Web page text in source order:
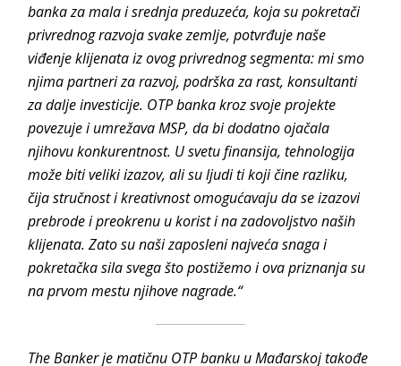
banka za mala i srednja preduzeća, koja su pokretači
privrednog razvoja svake zemlje, potvrđuje naše
viđenje klijenata iz ovog privrednog segmenta: mi smo
njima partneri za razvoj, podrška za rast, konsultanti
za dalje investicije. OTP banka kroz svoje projekte
povezuje i umrežava MSP, da bi dodatno ojačala
njihovu konkurentnost. U svetu finansija, tehnologija
može biti veliki izazov, ali su ljudi ti koji čine razliku,
čija stručnost i kreativnost omogućavaju da se izazovi
prebrode i preokrenu u korist i na zadovoljstvo naših
klijenata. Zato su naši zaposleni najveća snaga i
pokretačka sila svega što postižemo i ova priznanja su
na prvom mestu njihove nagrade.“
The Banker je matičnu OTP banku u Mađarskoj takođe